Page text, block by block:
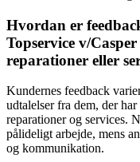
Hvordan er
Topservice v/
reparationer eller
Kundernes feedback
udtalelser fra dem, der
reparationer og services.
pålideligt arbejde, mens
og kommunikation.